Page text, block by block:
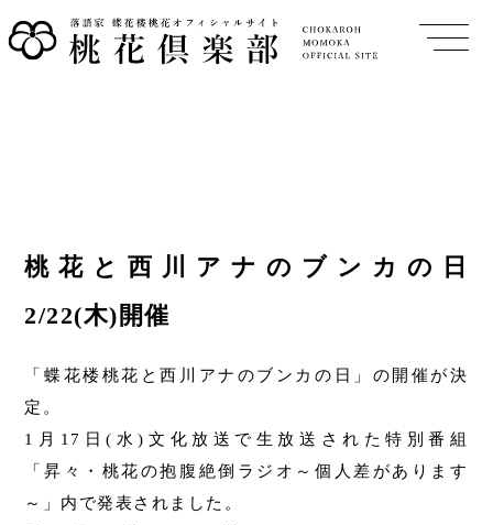
桃花と西川アナのブンカの日
2/22(木)開催
「蝶花楼桃花と西川アナのブンカの日」の開催が決
定。
1月17日(水)文化放送で生放送された特別番組
「昇々・桃花の抱腹絶倒ラジオ～個人差があります
～」内で発表されました。